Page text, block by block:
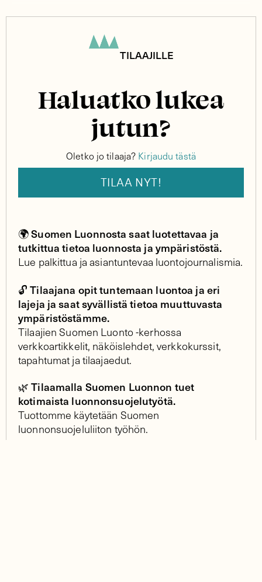
TILAAJILLE
Haluatko lukea
jutun?
Oletko jo tilaaja? Kirjaudu tästä
TILAA NYT!
🌍Suomen Luonnosta saat luotettavaa ja
tutkittua tietoa luonnosta ja ympäristöstä.
Lue palkittua ja asiantuntevaa luontojournalismia.
🔓Tilaajana opit tuntemaan luontoa ja eri
lajeja ja saat syvällistä tietoa muuttuvasta
ympäristöstämme.
Tilaajien Suomen Luonto -kerhossa
verkkoartikkelit, näköislehdet, verkkokurssit,
tapahtumat ja tilaajaedut.
🌿 Tilaamalla Suomen Luonnon tuet
kotimaista luonnonsuojelutyötä.
Tuottomme käytetään Suomen
luonnonsuojeluliiton työhön.